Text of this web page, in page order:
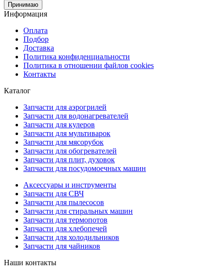
Принимаю
Информация
Оплата
Подбор
Доставка
Политика конфиденциальности
Политика в отношении файлов cookies
Контакты
Каталог
Запчасти для аэрогрилей
Запчасти для водонагревателей
Запчасти для кулеров
Запчасти для мультиварок
Запчасти для мясорубок
Запчасти для обогревателей
Запчасти для плит, духовок
Запчасти для посудомоечных машин
Аксессуары и инструменты
Запчасти для СВЧ
Запчасти для пылесосов
Запчасти для стиральных машин
Запчасти для термопотов
Запчасти для хлебопечей
Запчасти для холодильников
Запчасти для чайников
Наши контакты